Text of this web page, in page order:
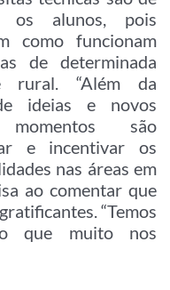
os alunos, pois
como funcionam
de determinada
rural. “Além da
ideias e novos
momentos são
e incentivar os
nas áreas em
ao comentar que
“Temos
que muito nos